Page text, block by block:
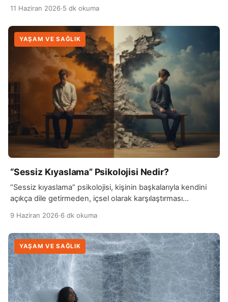
11 Haziran 2026·5 dk okuma
YAŞAM VE SAĞLIK
“Sessiz Kıyaslama” Psikolojisi Nedir?
“Sessiz kıyaslama” psikolojisi, kişinin başkalarıyla kendini
açıkça dile getirmeden, içsel olarak karşılaştırması
9 Haziran 2026·6 dk okuma
YAŞAM VE SAĞLIK